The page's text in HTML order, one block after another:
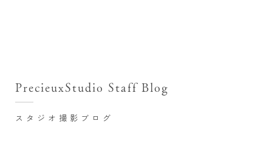
七五三お参り用着物レンタル
お宮参り写真撮影
スタジオ撮影ブログ
PrecieuxStudio Staff Blog